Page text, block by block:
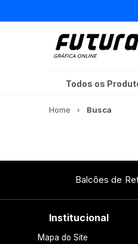
Todos os
Home Busca
Balcões de
Institucional
Mapa do Site